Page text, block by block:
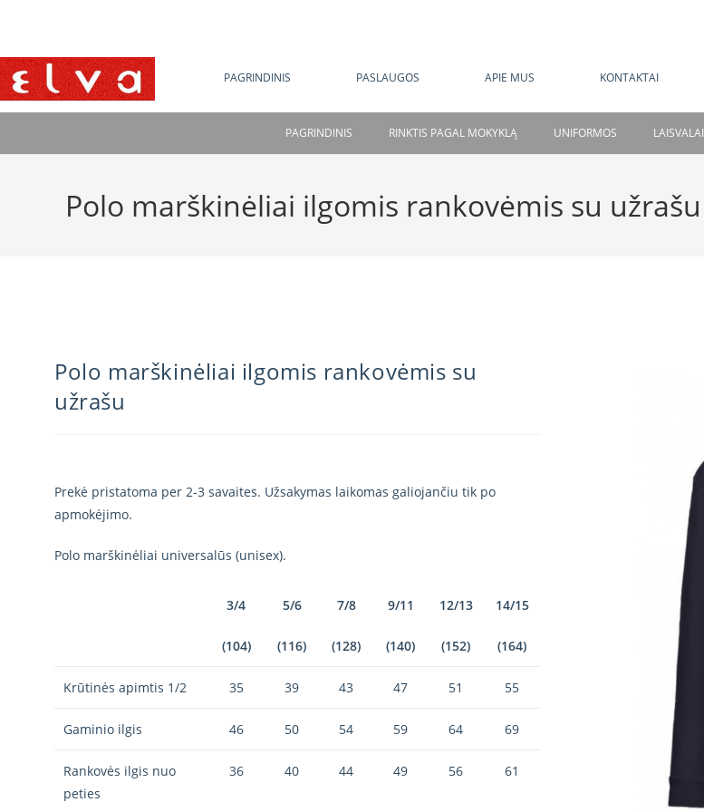
PAGRINDINIS PASLAUGOS APIE MUS KONTAKTAI
PAGRINDINIS RINKTIS PAGAL MOKYKLĄ UNIFORMOS
Polo marškinėliai ilgomis rankovėmis su užrašu
Polo marškinėliai ilgomis rankovėmis su
užrašu
Prekė pristatoma per 2-3 savaites. Užsakymas laikomas galiojančiu tik po
apmokėjimo.
Polo marškinėliai universalūs (unisex).
3/4
(104)
5/6
(116)
7/8
(128)
9/11
(140)
12/13
(152)
14/15
(164)
Krūtinės apimtis 1/2 35 39 43 47 51 55
Gaminio ilgis 46 50 54 59 64 69
Rankovės ilgis nuo
peties
36 40 44 49 56 61